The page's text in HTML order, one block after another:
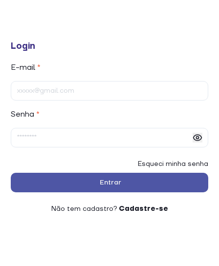
Login
E-mail *
Senha *
Esqueci minha senha
Entrar
Não tem cadastro? Cadastre-se